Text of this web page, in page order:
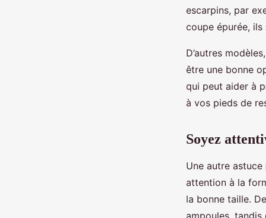
escarpins, par
coupe épurée,
D’autres
être une bonne
qui peut aider à
à vos pieds de
Soyez
Une autre
attention à la
la bonne taille.
ampoules,